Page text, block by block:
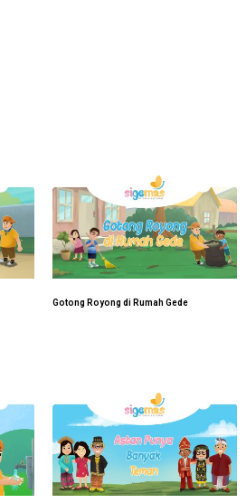
Gotong Royong di Rumah Gede